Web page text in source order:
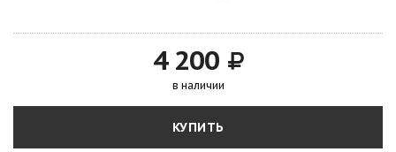
4 200
в наличии
КУПИТЬ